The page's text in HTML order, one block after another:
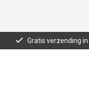
Gratis verzending